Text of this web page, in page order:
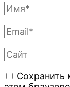
Полное
Имя
Email
Сайт
Сохранить